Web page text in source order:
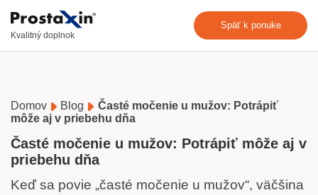
Kvalitný doplnok
Späť k ponuke
Domov Blog
Časté močenie u mužov: Potrápiť
môže aj v priebehu dňa
Časté močenie u mužov: Potrápiť môže aj v
priebehu dňa
Keď sa povie „časté močenie u mužov“, väčšina